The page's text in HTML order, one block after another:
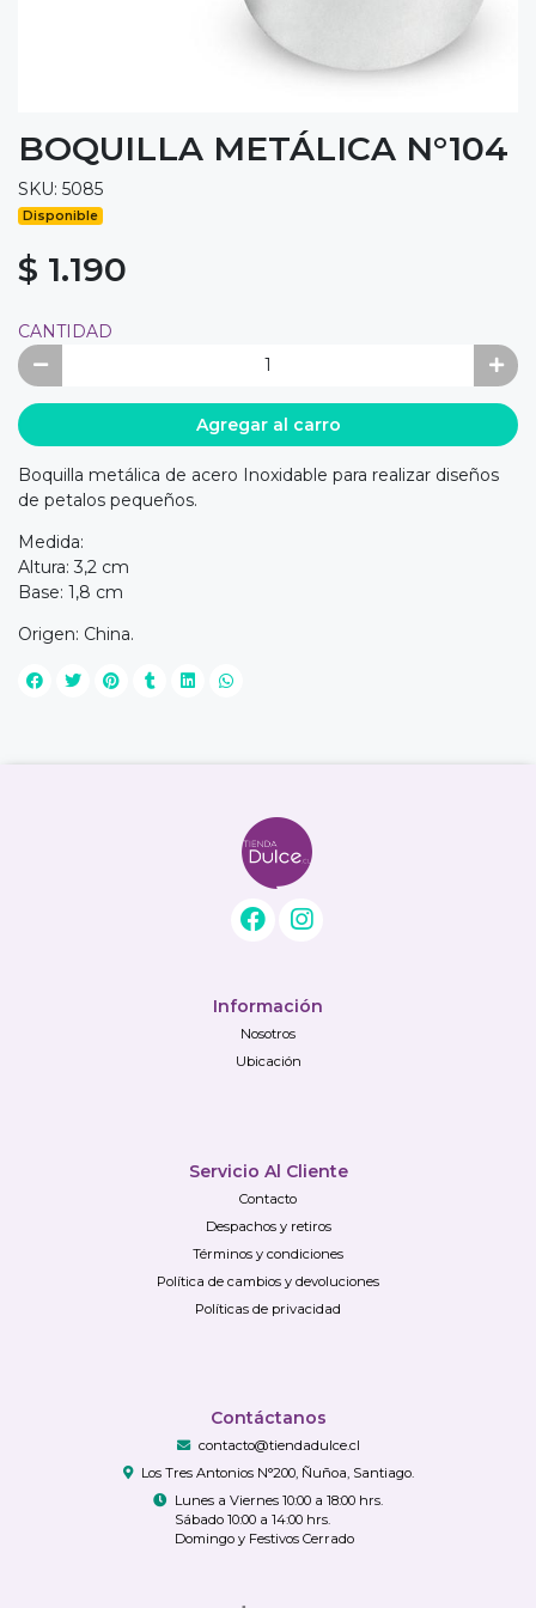
BOQUILLA METÁLICA N°104
SKU: 5085
Disponible
$ 1.190
CANTIDAD
Agregar al carro
Boquilla metálica de acero Inoxidable para realizar diseños
de petalos pequeños.
Medida:
Altura: 3,2 cm
Base: 1,8 cm
Origen: China.
Información
Nosotros
Ubicación
Servicio Al Cliente
Contacto
Despachos y retiros
Términos y condiciones
Política de cambios y devoluciones
Políticas de privacidad
Contáctanos
contacto@tiendadulce.cl
Los Tres Antonios N°200, Ñuñoa, Santiago.
Lunes a Viernes 10:00 a 18:00 hrs.
Sábado 10:00 a 14:00 hrs.
Domingo y Festivos Cerrado